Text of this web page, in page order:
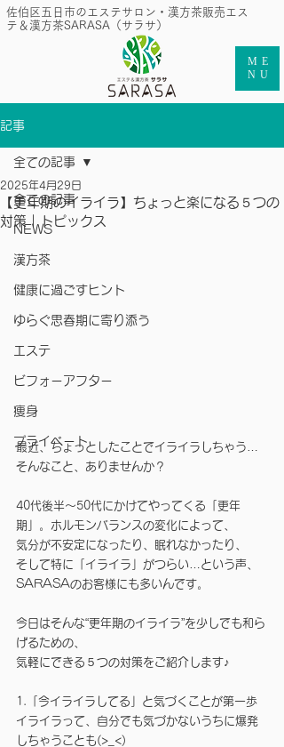
​佐伯区五日市のエステサロン・漢方茶販売エス
テ＆漢方茶SARASA（サラサ）
ME
NU
記事
全ての記事
NEWS
漢方茶
健康に過ごすヒント
ゆらぐ思春期に寄り添う
エステ
ビフォーアフター
痩身
プライベート
全ての記事
【更年期のイライラ】ちょっと楽になる５つの
対策｜トピックス
2025年4月29日
最近、ちょっとしたことでイライラしちゃう…
そんなこと、ありませんか？
40代後半～50代にかけてやってくる「更年
期」。ホルモンバランスの変化によって、
気分が不安定になったり、眠れなかったり、
そして特に「イライラ」がつらい…という声、
SARASAのお客様にも多いんです。
今日はそんな“更年期のイライラ”を少しでも和ら
げるための、
気軽にできる５つの対策をご紹介します♪
1.「今イライラしてる」と気づくことが第一歩
イライラって、自分でも気づかないうちに爆発
しちゃうことも(>_<)